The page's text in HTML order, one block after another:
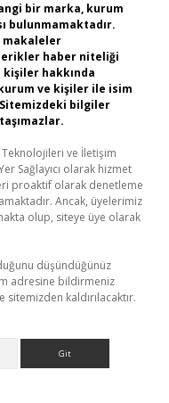
bir marka, kurum
bulunmamaktadır.
makaleler
haber niteliği
hakkında
ve kişiler ile isim
bilgiler
Teknolojileri ve İletişim
Sağlayıcı olarak hizmet
proaktif olarak denetleme
Ancak, üyelerimiz
olup, siteye üye olarak
düşündüğünüz
adresine bildirmeniz
kaldırılacaktır.